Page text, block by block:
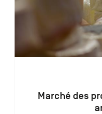
Marché des